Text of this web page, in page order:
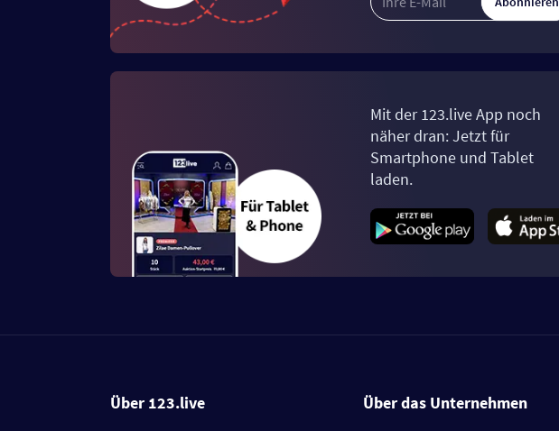
Mit der 123.live App noch
näher dran: Jetzt für
Smartphone und Tablet
laden.
Über 123.live Über das Unternehmen